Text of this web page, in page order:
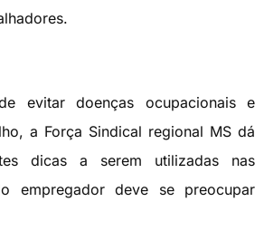
evitar doenças ocupacionais e
a Força Sindical regional MS dá
dicas a serem utilizadas nas
empregador deve se preocupar